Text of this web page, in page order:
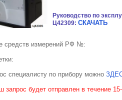
Руководство по
Ц42309: СКАЧАТЬ
средств измерений РФ №:
специалисту по прибору можно
запрос будет отправлен в течение